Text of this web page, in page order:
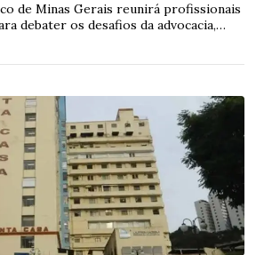
de Minas Gerais reunirá profissionais
debater os desafios da advocacia,